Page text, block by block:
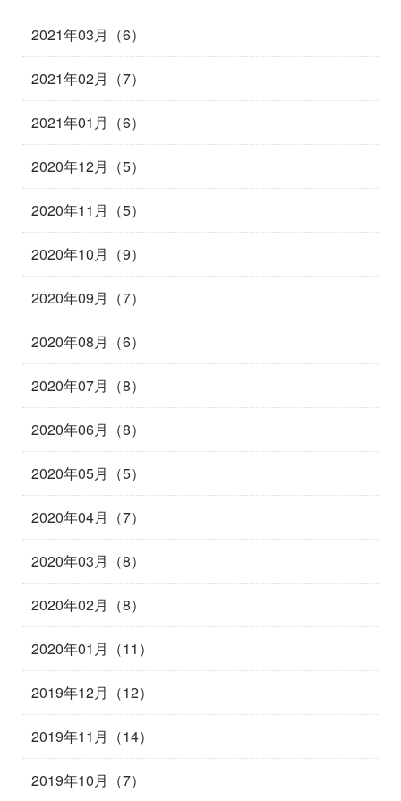
2021年03月（6）
2021年02月（7）
2021年01月（6）
2020年12月（5）
2020年11月（5）
2020年10月（9）
2020年09月（7）
2020年08月（6）
2020年07月（8）
2020年06月（8）
2020年05月（5）
2020年04月（7）
2020年03月（8）
2020年02月（8）
2020年01月（11）
2019年12月（12）
2019年11月（14）
2019年10月（7）